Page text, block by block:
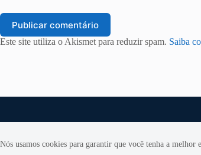
Nós usamos cookies para garantir que você tenha a melhor
Publicar comentário
Este site utiliza o Akismet para reduzir spam. Saiba
Copyright © 2026 Revista Segurador Brasil - Todos